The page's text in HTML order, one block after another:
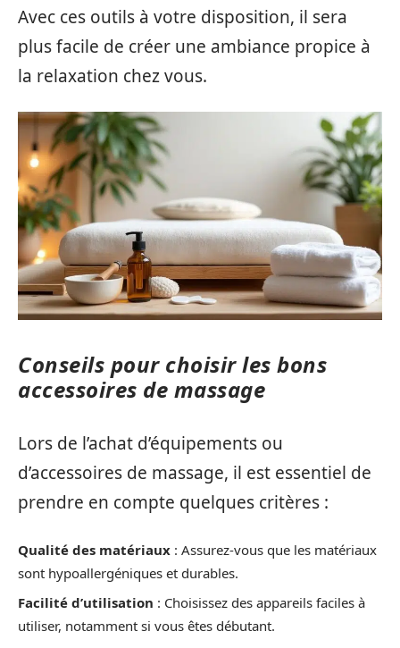
Avec ces outils à votre disposition, il sera
plus facile de créer une ambiance propice à
la relaxation chez vous.
Conseils pour choisir les bons
accessoires de massage
Lors de l’achat d’équipements ou
d’accessoires de massage, il est essentiel de
prendre en compte quelques critères :
Qualité des matériaux : Assurez-vous que les matériaux
sont hypoallergéniques et durables.
Facilité d’utilisation : Choisissez des appareils faciles à
utiliser, notamment si vous êtes débutant.